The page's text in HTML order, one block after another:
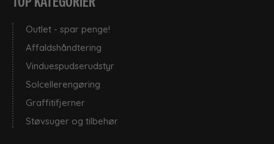
Outlet - spar penge!
Affaldshåndtering
Vinduespudserudstyr
Solcellerengøring
Graffitifjerner
Støvsuger og tilbehør